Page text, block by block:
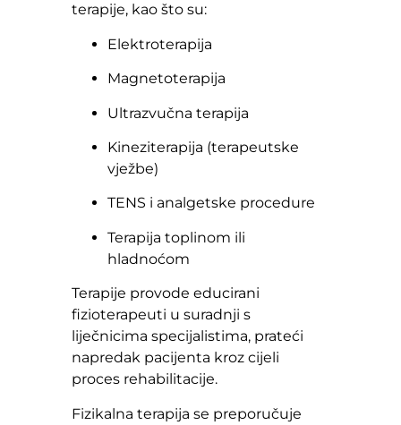
terapije, kao što su:
Elektroterapija
Magnetoterapija
Ultrazvučna terapija
Kineziterapija (terapeutske
vježbe)
TENS i analgetske procedure
Terapija toplinom ili
hladnoćom
Terapije provode educirani
fizioterapeuti u suradnji s
liječnicima specijalistima, prateći
napredak pacijenta kroz cijeli
proces rehabilitacije.
Fizikalna terapija se preporučuje